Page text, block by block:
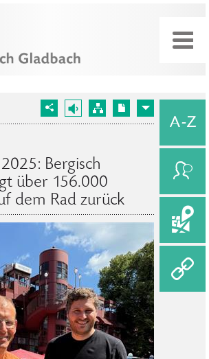
Bergisch
über 156.000
dem Rad zurück